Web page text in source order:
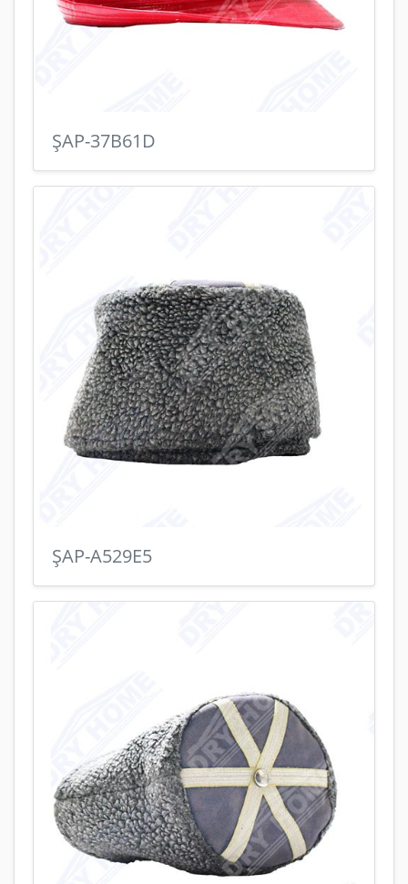
ŞAP-37B61D
ŞAP-A529E5